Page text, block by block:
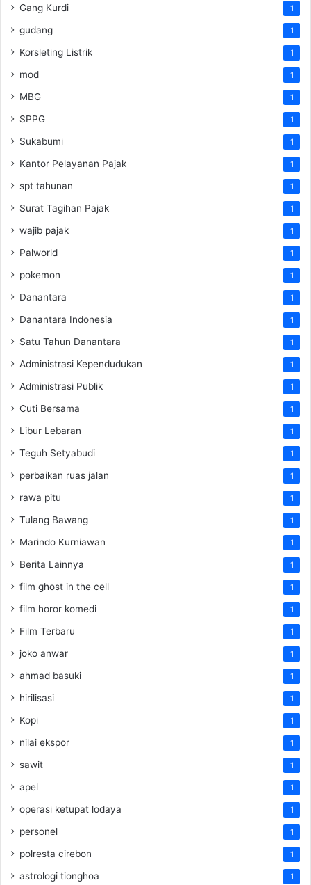
Gang Kurdi 1
gudang 1
Korsleting Listrik 1
mod 1
MBG 1
SPPG 1
Sukabumi 1
Kantor Pelayanan Pajak 1
spt tahunan 1
Surat Tagihan Pajak 1
wajib pajak 1
Palworld 1
pokemon 1
Danantara 1
Danantara Indonesia 1
Satu Tahun Danantara 1
Administrasi Kependudukan 1
Administrasi Publik 1
Cuti Bersama 1
Libur Lebaran 1
Teguh Setyabudi 1
perbaikan ruas jalan 1
rawa pitu 1
Tulang Bawang 1
Marindo Kurniawan 1
Berita Lainnya 1
film ghost in the cell 1
film horor komedi 1
Film Terbaru 1
joko anwar 1
ahmad basuki 1
hirilisasi 1
Kopi 1
nilai ekspor 1
sawit 1
apel 1
operasi ketupat lodaya 1
personel 1
polresta cirebon 1
astrologi tionghoa 1